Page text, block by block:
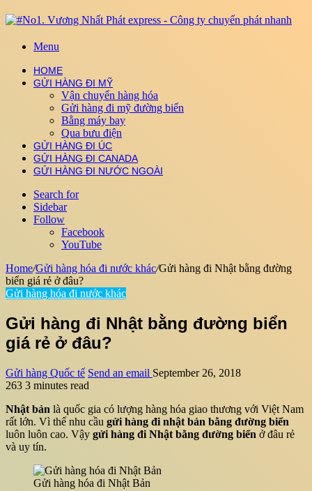
Menu
HOME
GỬI HÀNG ĐI MỸ
Vận chuyển hàng hóa
Gửi hàng đi mỹ đường biển
Bằng máy bay
Qua bưu điện
GỬI HÀNG ĐI ÚC
GỬI HÀNG ĐI CANADA
GỬI HÀNG ĐI NƯỚC NGOÀI
Search for
Sidebar
Follow
Facebook
YouTube
Home/Gửi hàng hóa đi nước khác/Gửi hàng đi Nhật bằng đường
biển giá rẻ ở đâu?
Gửi hàng hóa đi nước khác
Gửi hàng đi Nhật bằng đường biển
giá rẻ ở đâu?
Gửi hàng Quốc tế Send an email September 26, 2018
263 3 minutes read
Nhật bản là quốc gia có lượng hàng hóa giao thương với Việt Nam
rất lớn. Vì thế nhu cầu gửi hàng đi nhật bản bằng đường biển
luôn luôn cao. Vậy gửi hàng đi Nhật bằng đường biển ở đâu rẻ
và uy tín.
Gửi hàng hóa đi Nhật Bản